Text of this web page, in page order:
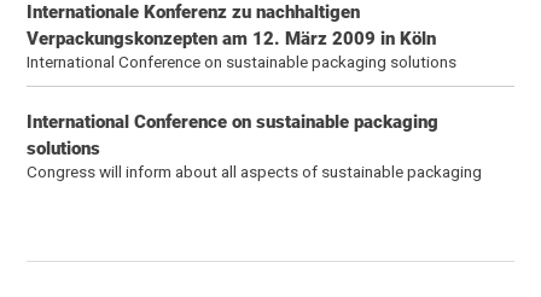
Internationale Konferenz zu nachhaltigen
Verpackungskonzepten am 12. März 2009 in Köln
International Conference on sustainable packaging solutions
International Conference on sustainable packaging
solutions
Congress will inform about all aspects of sustainable packaging